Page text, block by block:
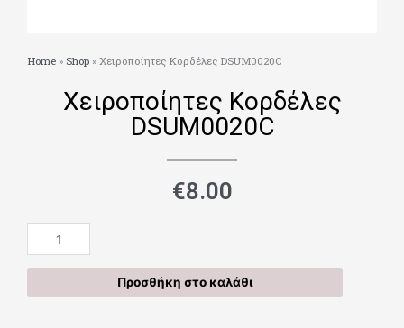
Home » Shop » Χειροποίητες Κορδέλες DSUM0020C
Χειροποίητες Κορδέλες
DSUM0020C
€8.00
Χειροποίητες
Κορδέλες
DSUM0020C
Προσθήκη στο καλάθι